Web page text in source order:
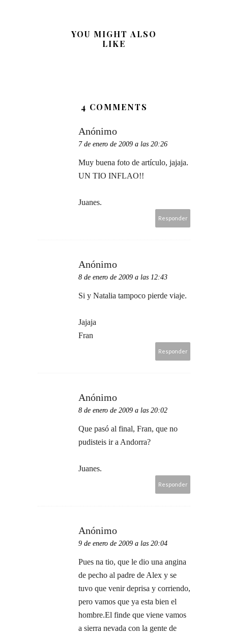
YOU MIGHT ALSO
LIKE
4 COMMENTS
Anónimo
7 de enero de 2009 a las 20:26
Muy buena foto de artículo, jajaja.
UN TIO INFLAO!!
Juanes.
Responder
Anónimo
8 de enero de 2009 a las 12:43
Si y Natalia tampoco pierde viaje.
Jajaja
Fran
Responder
Anónimo
8 de enero de 2009 a las 20:02
Que pasó al final, Fran, que no
pudisteis ir a Andorra?
Juanes.
Responder
Anónimo
9 de enero de 2009 a las 20:04
Pues na tio, que le dio una angina
de pecho al padre de Alex y se
tuvo que venir deprisa y corriendo,
pero vamos que ya esta bien el
hombre.El finde que viene vamos
a sierra nevada con la gente de